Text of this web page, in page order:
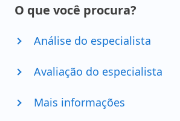
O que você procura?
Análise do especialista
Avaliação do especialista
Mais informações